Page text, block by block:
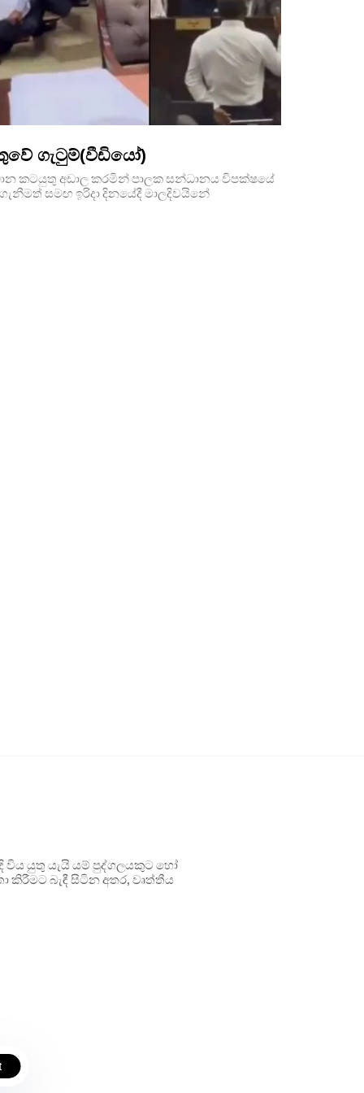
ගැටුම්(වීඩියෝ)
කටයුතු අඩාල කරමින් පාලක සන්ධානය විපක්ෂයේ
සමඟ ඉරිදා දිනයේදී මාලදිවයිනේ
යුතු යැයි යම් පුද්ගලයකුට හෝ
කිරීමට බැඳී සිටින අතර, වෘත්තීය